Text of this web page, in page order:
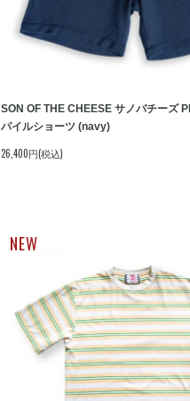
SON OF THE CHEESE サノバチーズ
パイルショーツ (navy)
26,400円(税込)
NEW